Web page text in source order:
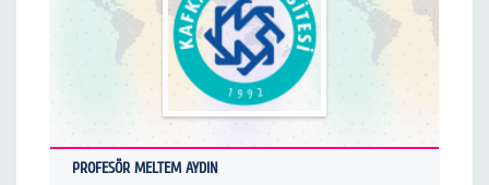
PROFESÖR MELTEM AYDIN